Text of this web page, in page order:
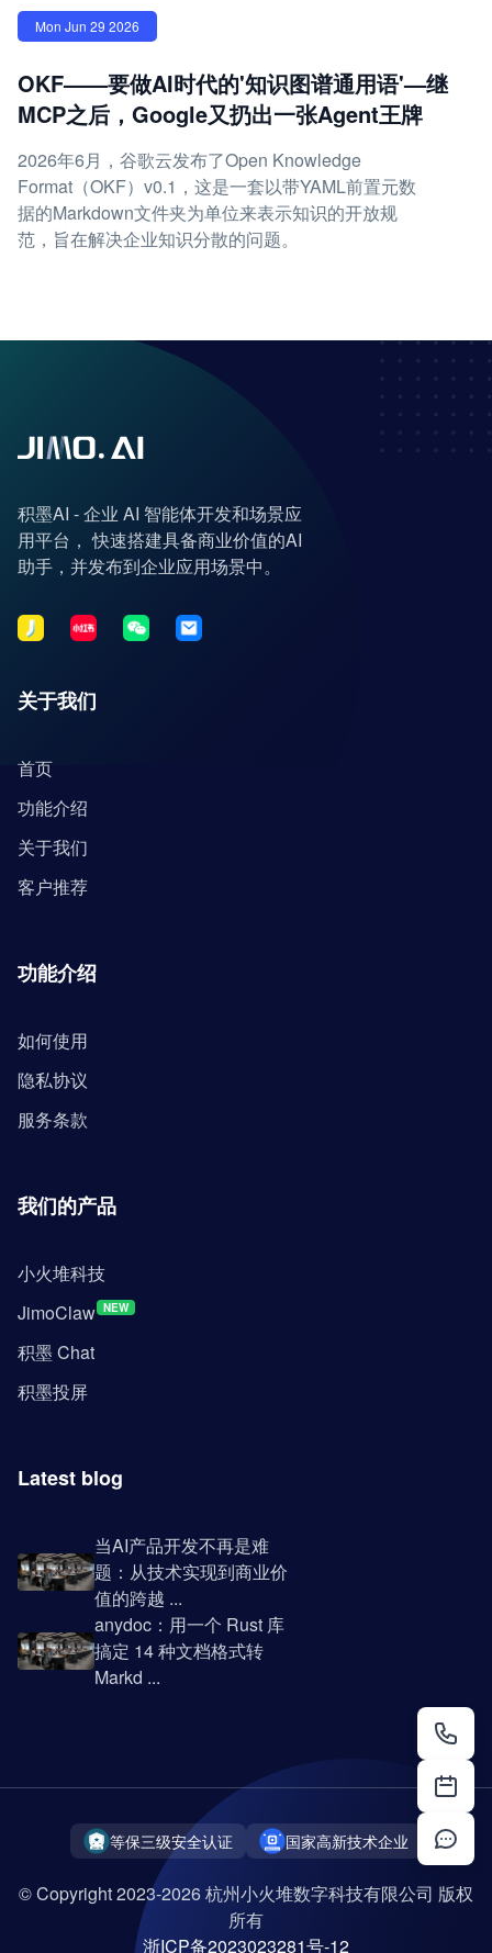
Mon Jun 29 2026
OKF——要做AI时代的'知识图谱通用语'—继
MCP之后，Google又扔出一张Agent王牌
2026年6月，谷歌云发布了Open Knowledge
Format（OKF）v0.1，这是一套以带YAML前置元数
据的Markdown文件夹为单位来表示知识的开放规
范，旨在解决企业知识分散的问题。
积墨AI - 企业 AI 智能体开发和场景应
用平台， 快速搭建具备商业价值的AI
助手，并发布到企业应用场景中。
关于我们
首页
功能介绍
关于我们
客户推荐
功能介绍
如何使用
隐私协议
服务条款
我们的产品
小火堆科技
JimoClaw NEW
积墨 Chat
积墨投屏
Latest blog
当AI产品开发不再是难
题：从技术实现到商业价
值的跨越 ...
anydoc：用一个 Rust 库
搞定 14 种文档格式转
Markd ...
等保三级安全认证 国家高新技术企业
© Copyright 2023-2026 杭州小火堆数字科技有限公司 版权
所有
浙ICP备2023023281号-12